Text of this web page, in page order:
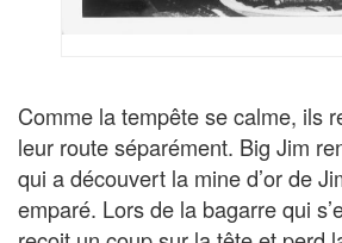
Comme la tempête se calme, ils
leur route séparément. Big Jim
qui a découvert la mine d’or de
emparé. Lors de la bagarre qui